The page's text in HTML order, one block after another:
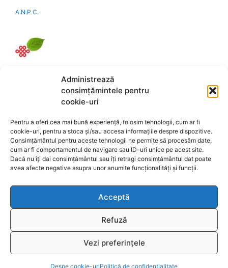
Administrează
consimțămintele pentru
cookie-uri
Pentru a oferi cea mai bună experiență, folosim tehnologii, cum ar fi
cookie-uri, pentru a stoca și/sau accesa informațiile despre dispozitive.
Consimțământul pentru aceste tehnologii ne permite să procesăm date,
cum ar fi comportamentul de navigare sau ID-uri unice pe acest site.
Dacă nu îți dai consimțământul sau îți retragi consimțământul dat poate
avea afecte negative asupra unor anumite funcționalități și funcții.
Acceptă
Refuză
Vezi preferințele
Despe cookie-uriPolitică de confidențialitate
A.N.P.C.
Link-uri utile:magazin-fengshui.ro
bijuteriilor.com-talismane-amulete.com-
ezo-shop.com-universultarotului.com-
universul-aromelor.ro- www.fengshui-
market.ro-www.astrotarot.ro -
www.astromagie.com
www.fengshuiromanesc.ro
Cheia Genelor Brasov-Profilul hologenetic
Brașov-www.lenormand.ro
© 2026www.fengshui-market.ro- remedii, cadouri și
produse Feng Shui
Item added to cart.
0,00lei